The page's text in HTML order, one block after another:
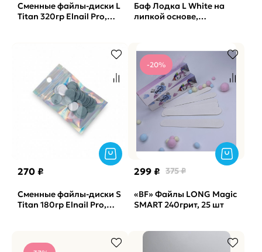
Сменные файлы-диски L
Titan 320гр Elnail Pro,
Баф Лодка L White на
липкой основе,
270 ₽
Сменные файлы-диски S
Titan 180гр Elnail Pro,
-20%
299 ₽ 375 ₽
«BF» Файлы LONG Magic
SMART 240грит, 25 шт